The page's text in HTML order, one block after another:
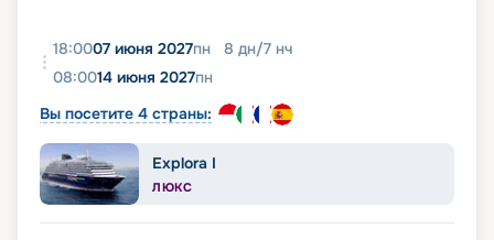
18:0007 июня 2027пн 8 дн/7 нч
08:0014 июня 2027пн
Вы посетите 4 страны:
Explora I
ЛЮКС